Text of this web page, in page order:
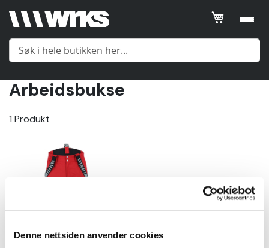
Denne nettsiden anvender cookies
Mellomlag
Undertøy
Arbeidsbukse
1 Produkt
Filtrer
Posisjon
Product